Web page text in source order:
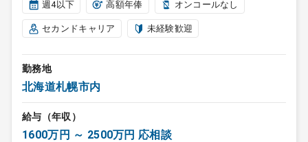
週4以下 高額年俸 オンコールなし
セカンドキャリア 未経験歓迎
勤務地
北海道札幌市内
給与（年収）
1600万円 ～ 2500万円 応相談